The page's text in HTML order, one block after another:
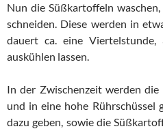
Nun die Süßkartoffeln
schneiden. Diese werden in
dauert ca. eine Viertelstunde,
auskühlen lassen.
In der Zwischenzeit werden
und in eine hohe Rührschüssel
dazu geben, sowie die